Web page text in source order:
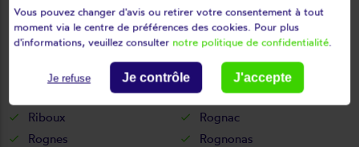
Paradou
Pélissanne
Peynier
Peypin
Peyrolles-en-provence
Plan-de-cuques
Plan-d'orgon
Port-de-bouc
Port-saint-louis-du-rhône
Puyloubier
Riboux
Rognac
Rognes
Rognonas
Vous pouvez changer d'avis ou retirer votre consentement à tout
moment via le centre de préférences des cookies. Pour plus
d'informations, veuillez consulter notre politique de confidentialité.
Je refuse Je contrôle J'accepte